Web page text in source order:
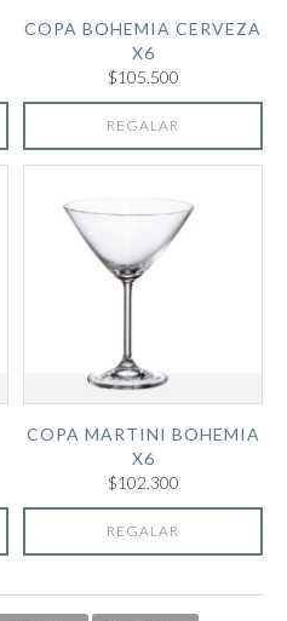
COPA BOHEMIA CERVEZA
X6
$105.500
REGALAR
COPA MARTINI BOHEMIA
X6
$102.300
REGALAR